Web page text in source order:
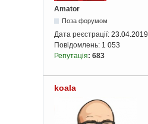
Amator
Поза форумом
Дата реєстрації: 23.04.2019
Повідомлень: 1 053
Репутація: 683
koala